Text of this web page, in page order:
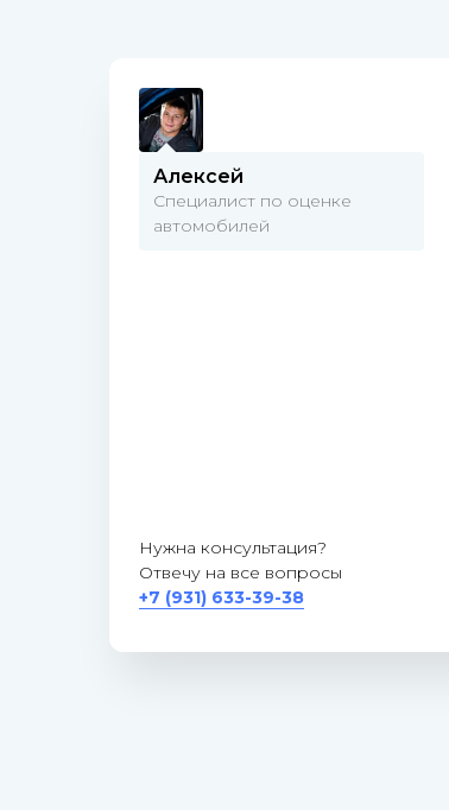
Алексей
Специалист по оценке
автомобилей
Нужна консультация?
Отвечу на все вопросы
+7 (931) 633-39-38